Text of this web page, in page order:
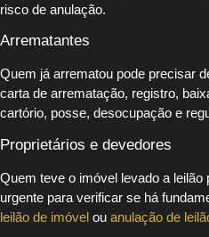
risco de anulação.
Arrematantes
Quem já arrematou pode precisar
carta de arrematação, registro,
cartório, posse, desocupação e
Proprietários e devedores
Quem teve o imóvel levado a leilão
urgente para verificar se há
leilão de imóvel ou anulação de